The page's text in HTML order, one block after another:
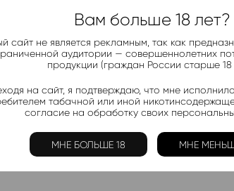
Вам больше 18 лет?
сайт не является рекламным, так как
аудитории — совершеннолетних
продукции (граждан России старше 18
на сайт, я подтверждаю, что мне
табачной или иной
согласие на обработку своих
МНЕ БОЛЬШЕ 18 МНЕ